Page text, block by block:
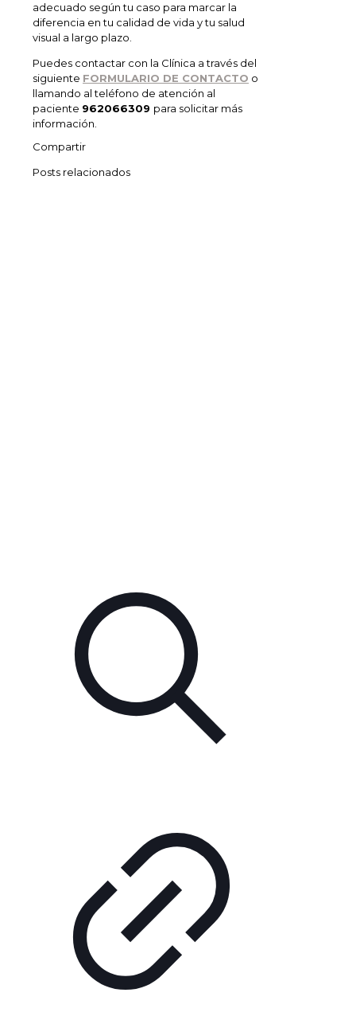
adecuado según tu caso para marcar la
diferencia en tu calidad de vida y tu salud
visual a largo plazo.
Puedes contactar con la Clínica a través del
siguiente FORMULARIO DE CONTACTO o
llamando al teléfono de atención al
paciente 962066309 para solicitar más
información.
Compartir
Posts relacionados